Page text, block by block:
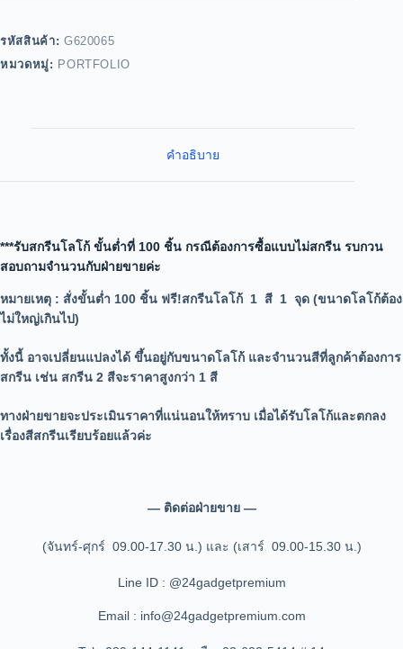
รหัสสินค้า: G620065
หมวดหมู่: PORTFOLIO
คำอธิบาย
***รับสกรีนโลโก้ ขั้นต่ำที่ 100 ชิ้น กรณีต้องการซื้อแบบไม่สกรีน รบกวน
สอบถามจำนวนกับฝ่ายขายค่ะ
หมายเหตุ : สั่งขั้นต่ำ 100 ชิ้น ฟรี!สกรีนโลโก้ 1 สี 1 จุด (ขนาดโลโก้ต้อง
ไม่ใหญ่เกินไป)
ทั้งนี้ อาจเปลี่ยนแปลงได้ ขึ้นอยู่กับขนาดโลโก้ และจำนวนสีที่ลูกค้าต้องการ
สกรีน เช่น สกรีน 2 สีจะราคาสูงกว่า 1 สี
ทางฝ่ายขายจะประเมินราคาที่แน่นอนให้ทราบ เมื่อได้รับโลโก้และตกลง
เรื่องสีสกรีนเรียบร้อยแล้วค่ะ
— ติดต่อฝ่ายขาย —
(จันทร์-ศุกร์ 09.00-17.30 น.) และ (เสาร์ 09.00-15.30 น.)
Line ID : @24gadgetpremium
Email : info@24gadgetpremium.com